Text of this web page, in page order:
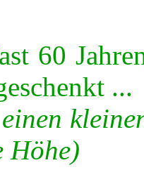
60
...
Höhe)